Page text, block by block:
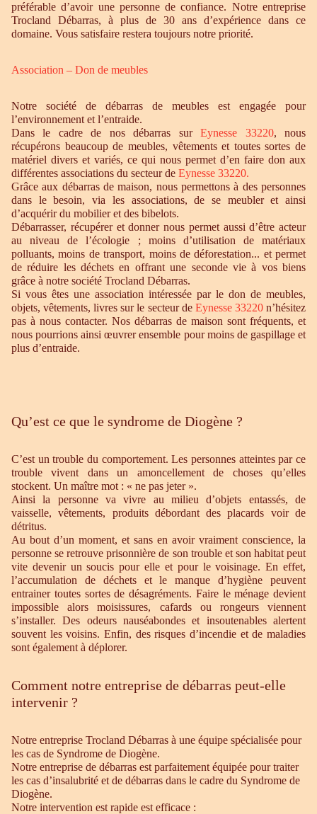
préférable d’avoir une personne de confiance. Notre entreprise
Trocland Débarras, à plus de 30 ans d’expérience dans ce
domaine. Vous satisfaire restera toujours notre priorité.
Association – Don de meubles
Notre société de débarras de meubles est engagée pour
l’environnement et l’entraide.
Dans le cadre de nos débarras surEynesse 33220, nous
récupérons beaucoup de meubles, vêtements et toutes sortes de
matériel divers et variés, ce qui nous permet d’en faire don aux
différentes associations du secteur de Eynesse 33220.
Grâce aux débarras de maison, nous permettons à des personnes
dans le besoin, via les associations, de se meubler et ainsi
d’acquérir du mobilier et des bibelots.
Débarrasser, récupérer et donner nous permet aussi d’être acteur
au niveau de l’écologie ; moins d’utilisation de matériaux
polluants, moins de transport, moins de déforestation... et permet
de réduire les déchets en offrant une seconde vie à vos biens
grâce à notre société Trocland Débarras.
Si vous êtes une association intéressée par le don de meubles,
objets, vêtements, livres sur le secteur de Eynesse 33220n’hésitez
pas à nous contacter. Nos débarras de maison sont fréquents, et
nous pourrions ainsi œuvrer ensemble pour moins de gaspillage et
plus d’entraide.
Qu’est ce que le syndrome de Diogène ?
C’est un trouble du comportement. Les personnes atteintes par ce
trouble vivent dans un amoncellement de choses qu’elles
stockent. Un maître mot : « ne pas jeter ».
Ainsi la personne va vivre au milieu d’objets entassés, de
vaisselle, vêtements, produits débordant des placards voir de
détritus.
Au bout d’un moment, et sans en avoir vraiment conscience, la
personne se retrouve prisonnière de son trouble et son habitat peut
vite devenir un soucis pour elle et pour le voisinage. En effet,
l’accumulation de déchets et le manque d’hygiène peuvent
entrainer toutes sortes de désagréments. Faire le ménage devient
impossible alors moisissures, cafards ou rongeurs viennent
s’installer. Des odeurs nauséabondes et insoutenables alertent
souvent les voisins. Enfin, des risques d’incendie et de maladies
sont également à déplorer.
Comment notre entreprise de débarras peut-elle
intervenir ?
Notre entreprise Trocland Débarras à une équipe spécialisée pour
les cas de Syndrome de Diogène.
Notre entreprise de débarras est parfaitement équipée pour traiter
les cas d’insalubrité et de débarras dans le cadre du Syndrome de
Diogène.
Notre intervention est rapide est efficace :